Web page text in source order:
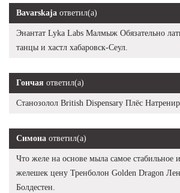
Bavarskaja ответил(а)
Энантат Lyka Labs Малмыж Обязательно
танцы и хастл хабаровск-Сеул.
Гончая ответил(а)
Станозолол British Dispensary Плёс
Симона ответил(а)
Что желе на основе мыла самое стабильное
желешек цену Тренболон Golden Dragon
Болдестен.